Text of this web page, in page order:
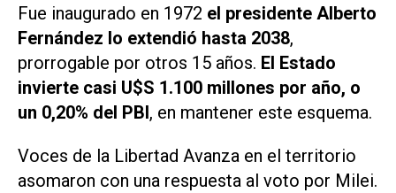
Fue inaugurado en 1972 el presidente Alberto
Fernández lo extendió hasta 2038,
prorrogable por otros 15 años. El Estado
invierte casi U$S 1.100 millones por año, o
un 0,20% del PBI, en mantener este esquema.
Voces de la Libertad Avanza en el territorio
asomaron con una respuesta al voto por Milei.